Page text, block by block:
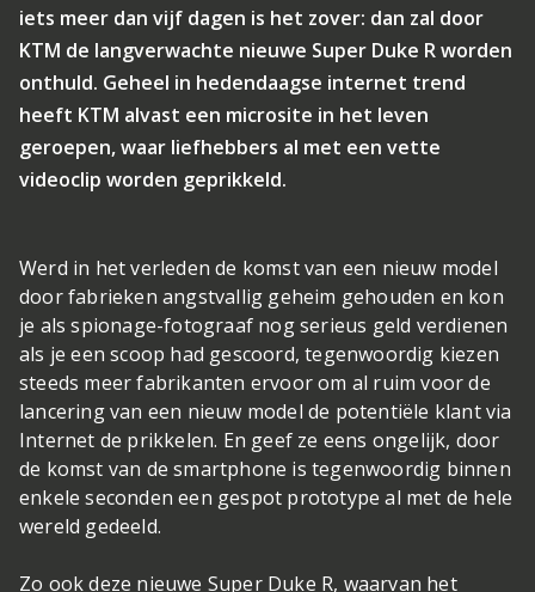
iets meer dan vijf dagen is het zover: dan zal door
KTM de langverwachte nieuwe Super Duke R worden
onthuld. Geheel in hedendaagse internet trend
heeft KTM alvast een microsite in het leven
geroepen, waar liefhebbers al met een vette
videoclip worden geprikkeld.
Werd in het verleden de komst van een nieuw model
door fabrieken angstvallig geheim gehouden en kon
je als spionage-fotograaf nog serieus geld verdienen
als je een scoop had gescoord, tegenwoordig kiezen
steeds meer fabrikanten ervoor om al ruim voor de
lancering van een nieuw model de potentiële klant via
Internet de prikkelen. En geef ze eens ongelijk, door
de komst van de smartphone is tegenwoordig binnen
enkele seconden een gespot prototype al met de hele
wereld gedeeld.
Zo ook deze nieuwe Super Duke R, waarvan het